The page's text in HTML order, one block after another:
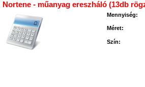
Nortene - műanyag ereszháló (13db
Mennyiség:
Méret:
Szín: